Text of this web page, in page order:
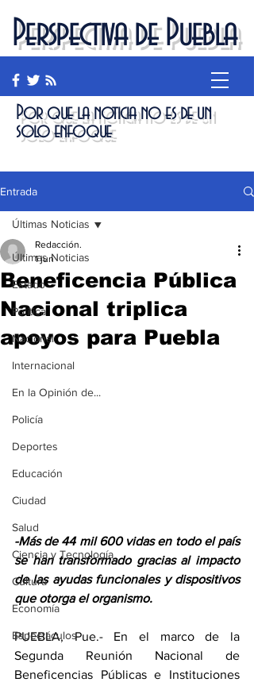
Perspectiva de Puebla
Por que la noticia no es de un
solo enfoque
Entrada
Últimas Noticias
Estado
Política
Nacional
Internacional
En la Opinión de...
Policía
Deportes
Educación
Ciudad
Salud
Ciencia y Tecnología
Cultura
Economía
Espectáculos
Últimas Noticias
Beneficencia Pública
Nacional triplica
apoyos para Puebla
Redacción.
1 jun
-Más de 44 mil 600 vidas en todo el país
se han transformado gracias al impacto
de las ayudas funcionales y dispositivos
que otorga el organismo.
PUEBLA, Pue.- En el marco de la
Segunda Reunión Nacional de
Beneficencias Públicas e Instituciones